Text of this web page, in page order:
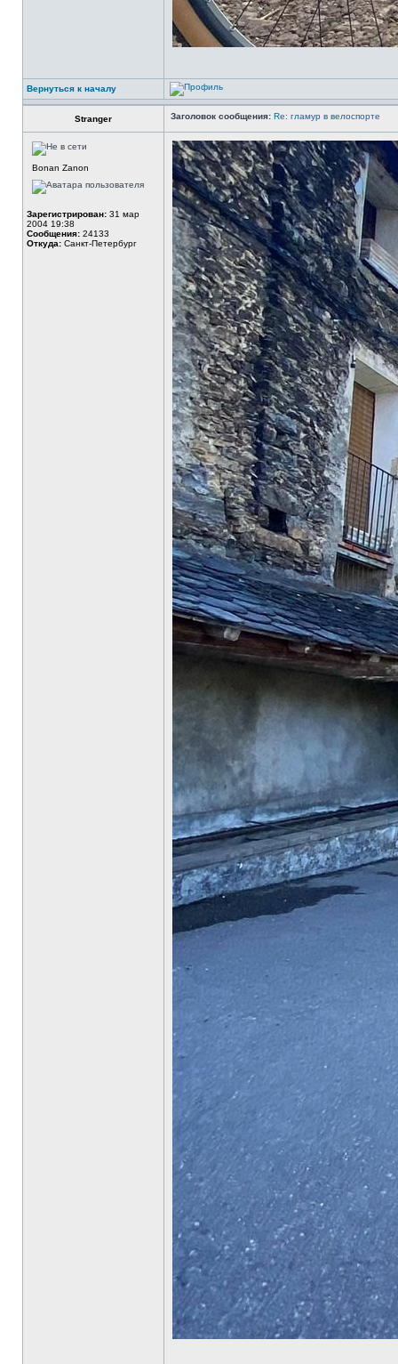
Вернуться к началу
Stranger Заголовок сообщения: Re: гламур в велоспорте
Bonan Zanon
Зарегистрирован: 31 мар
2004 19:38
Сообщения: 24133
Откуда: Санкт-Петербург